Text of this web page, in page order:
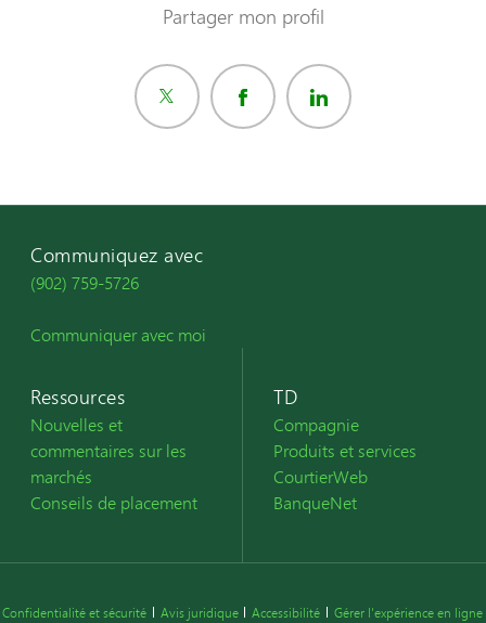
Partager mon profil
Communiquez avec
(902) 759-5726
Communiquer avec moi
Ressources
Nouvelles et
commentaires sur les
marchés
Conseils de placement
TD
Compagnie
Produits et services
CourtierWeb
BanqueNet
Confidentialité et sécurité Avis juridique Accessibilité Gérer l'expérience en ligne